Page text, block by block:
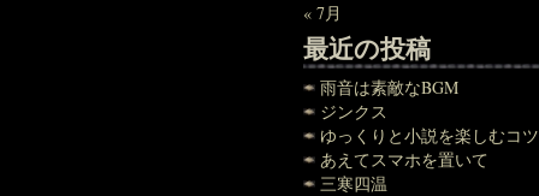
« 7月
最近の投稿
雨音は素敵なBGM
ジンクス
ゆっくりと小説を楽しむコツ
あえてスマホを置いて
三寒四温